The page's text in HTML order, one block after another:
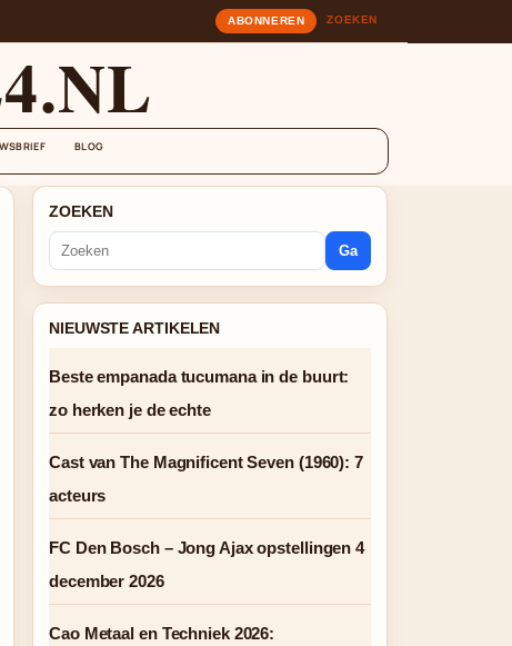
ABONNEREN ZOEKEN
BLOG
ZOEKEN
Ga
NIEUWSTE ARTIKELEN
Beste empanada tucumana in de buurt:
zo herken je de echte
Cast van The Magnificent Seven (1960): 7
acteurs
FC Den Bosch – Jong Ajax opstellingen 4
december 2026
Cao Metaal en Techniek 2026: